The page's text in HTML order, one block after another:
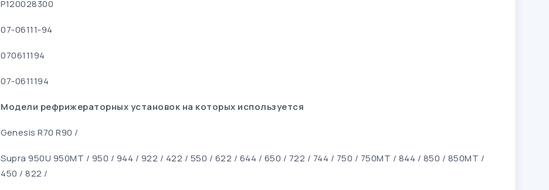
P120028300
07-06111-94
070611194
07-0611194
Модели рефрижераторных установок на которых используется
Genesis R70 R90 /
Supra 950U 950MT / 950 / 944 / 922 / 422 / 550 / 622 / 644 / 650 / 722 / 744 / 750 / 750MT / 844 / 850 / 850MT /
450 / 822 /